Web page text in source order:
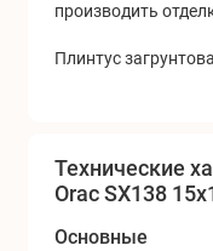
производить
Плинтус
Технические
Orac SX138
Основные